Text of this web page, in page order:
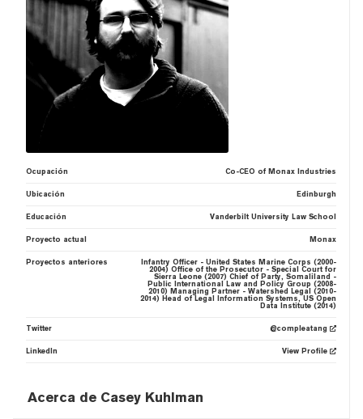
Ocupación Co-CEO of Monax Industries
Ubicación Edinburgh
Educación Vanderbilt University Law School
Proyecto actual Monax
Proyectos anteriores
Infantry Officer - United States Marine Corps (2000-
2004) Office of the Prosecutor - Special Court for
Sierra Leone (2007) Chief of Party, Somaliland -
Public International Law and Policy Group (2008-
2010) Managing Partner - Watershed Legal (2010-
2014) Head of Legal Information Systems, US Open
Data Institute (2014)
Twitter @compleatang
LinkedIn View Profile
Acerca de Casey Kuhlman